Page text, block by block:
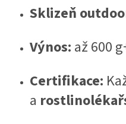
Sklizeň
Výnos: až 600
Certifikace:
a